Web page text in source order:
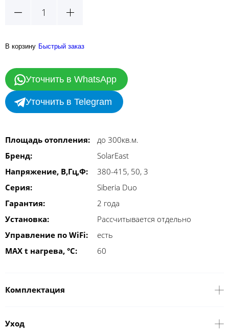
В корзину Быстрый заказ
Уточнить в WhatsApp
Уточнить в Telegram
Площадь отопления:
до 300кв.м.
Бренд:
SolarEast
Напряжение, В,Гц,Ф:
380-415, 50, 3
Серия:
Siberia Duo
Гарантия:
2 года
Установка:
Рассчитывается отдельно
Управление по WiFi:
есть
MAX t нагрева, °С:
60
Комплектация
Уход